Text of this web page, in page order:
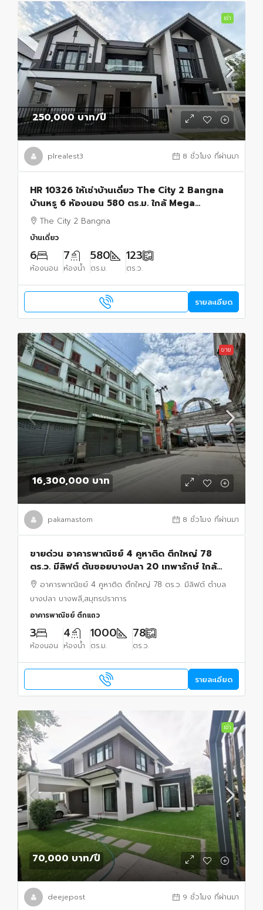
เช่า
250,000 บาท/ปี
plrealest3 8 ชั่วโมง ที่ผ่านมา
HR 10326 ให้เช่าบ้านเดี่ยว The City 2 Bangna
บ้านหรู 6 ห้องนอน 580 ตร.ม. ใกล้ Mega
Bangna และโรงเรียนนานาชาติ
The City 2 Bangna
บ้านเดี่ยว
6
ห้องนอน
7
ห้องน้ำ
580
ตร.ม.
123
ตร.ว.
รายละเอียด
ขาย
16,300,000 บาท
pakamastom 8 ชั่วโมง ที่ผ่านมา
ขายด่วน อาคารพาณิชย์ 4 คูหาติด ตึกใหญ่ 78
ตร.ว. มีลิฟต์ ต้นซอยบางปลา 20 เทพารักษ์ ใกล้
ตลาดบางพลีซิตี้ ตำบลบางปลา
บางพลี,สมุทรปราการ
อาคารพาณิชย์ 4 คูหาติด ตึกใหญ่ 78 ตร.ว. มีลิฟต์ ตำบล
บางปลา บางพลี,สมุทรปราการ
อาคารพาณิชย์ ตึกแถว
3
ห้องนอน
4
ห้องน้ำ
1000
ตร.ม.
78
ตร.ว.
รายละเอียด
เช่า
70,000 บาท/ปี
deejepost 9 ชั่วโมง ที่ผ่านมา